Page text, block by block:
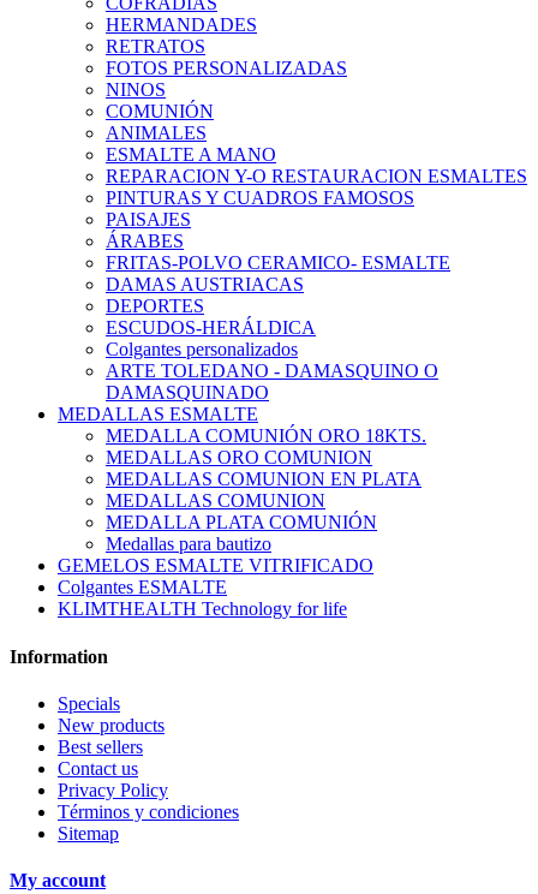
HERMANDADES
RETRATOS
FOTOS PERSONALIZADAS
NINOS
COMUNIÓN
ANIMALES
ESMALTE A MANO
REPARACION Y-O RESTAURACION ESMALTES
PINTURAS Y CUADROS FAMOSOS
PAISAJES
ÁRABES
FRITAS-POLVO CERAMICO- ESMALTE
DAMAS AUSTRIACAS
DEPORTES
ESCUDOS-HERÁLDICA
Colgantes personalizados
ARTE TOLEDANO - DAMASQUINO O
DAMASQUINADO
MEDALLAS ESMALTE
MEDALLA COMUNIÓN ORO 18KTS.
MEDALLAS ORO COMUNION
MEDALLAS COMUNION EN PLATA
MEDALLAS COMUNION
MEDALLA PLATA COMUNIÓN
Medallas para bautizo
GEMELOS ESMALTE VITRIFICADO
Colgantes ESMALTE
KLIMTHEALTH Technology for life
Information
Specials
New products
Best sellers
Contact us
Privacy Policy
Términos y condiciones
Sitemap
My account